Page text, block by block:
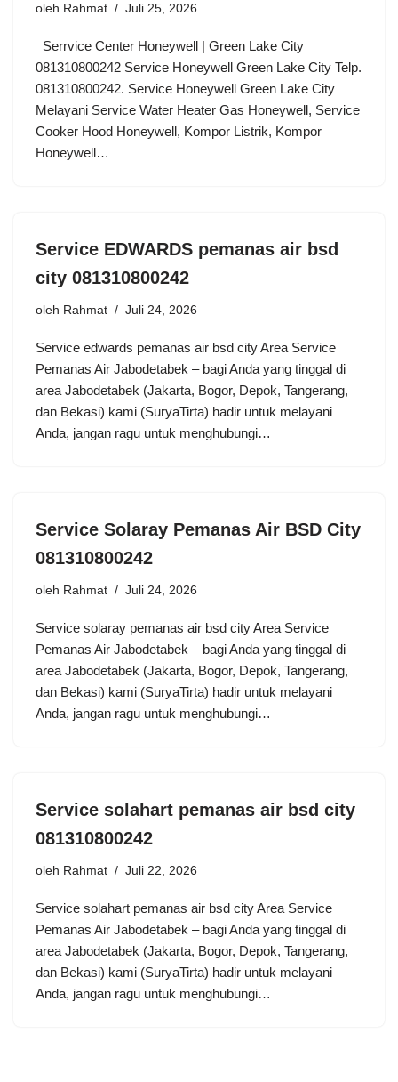
oleh Rahmat Juli 25, 2026
Serrvice Center Honeywell | Green Lake City
081310800242 Service Honeywell Green Lake City Telp.
081310800242. Service Honeywell Green Lake City
Melayani Service Water Heater Gas Honeywell, Service
Cooker Hood Honeywell, Kompor Listrik, Kompor
Honeywell…
Service EDWARDS pemanas air bsd
city 081310800242
oleh Rahmat Juli 24, 2026
Service edwards pemanas air bsd city Area Service
Pemanas Air Jabodetabek – bagi Anda yang tinggal di
area Jabodetabek (Jakarta, Bogor, Depok, Tangerang,
dan Bekasi) kami (SuryaTirta) hadir untuk melayani
Anda, jangan ragu untuk menghubungi…
Service Solaray Pemanas Air BSD City
081310800242
oleh Rahmat Juli 24, 2026
Service solaray pemanas air bsd city Area Service
Pemanas Air Jabodetabek – bagi Anda yang tinggal di
area Jabodetabek (Jakarta, Bogor, Depok, Tangerang,
dan Bekasi) kami (SuryaTirta) hadir untuk melayani
Anda, jangan ragu untuk menghubungi…
Service solahart pemanas air bsd city
081310800242
oleh Rahmat Juli 22, 2026
Service solahart pemanas air bsd city Area Service
Pemanas Air Jabodetabek – bagi Anda yang tinggal di
area Jabodetabek (Jakarta, Bogor, Depok, Tangerang,
dan Bekasi) kami (SuryaTirta) hadir untuk melayani
Anda, jangan ragu untuk menghubungi…